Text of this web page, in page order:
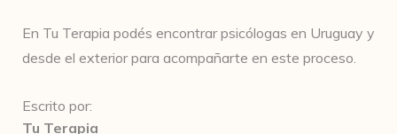
En Tu Terapia podés encontrar psicólogas en Uruguay y
desde el exterior para acompañarte en este proceso.
Escrito por:
Tu Terapia